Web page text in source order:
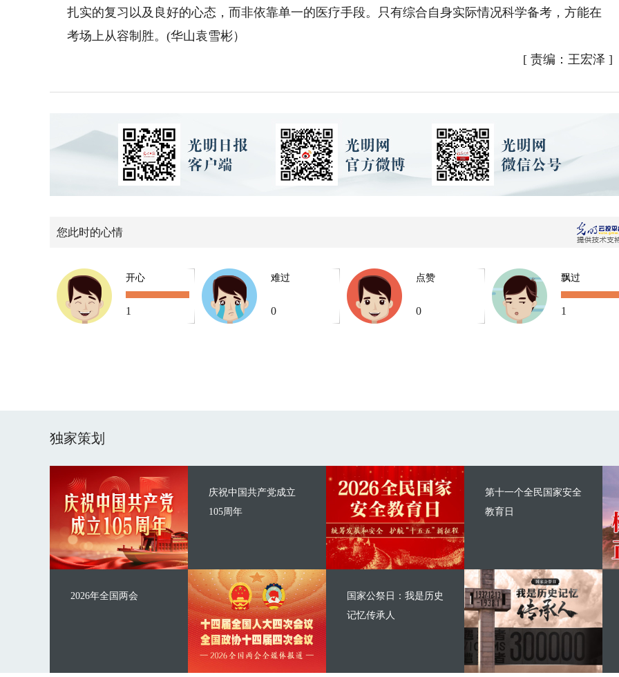
扎实的复习以及良好的心态，而非依靠单一的医疗手段。只有综合自身实际情况科学备考，方能在
考场上从容制胜。(华山袁雪彬）
[ 责编：王宏泽 ]
您此时的心情
开心
1
难过
0
点赞
0
飘过
1
独家策划
庆祝中国共产党成立
105周年
2026年全国两会
第十一个全民国家安全
教育日
国家公祭日：我是历史
记忆传承人